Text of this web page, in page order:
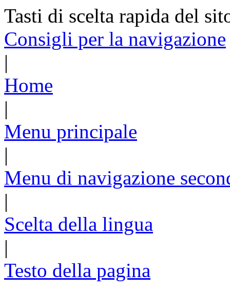
Tasti di scelta rapida del
Consigli per la navigazione
|
Home
|
Menu principale
|
Menu di navigazione
|
Scelta della lingua
|
Testo della pagina